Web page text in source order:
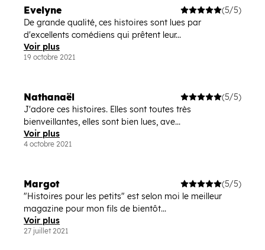
Evelyne
(5/5)
De grande qualité, ces histoires sont lues par
d'excellents comédiens qui prêtent leur...
Voir plus
19 octobre 2021
Nathanaël
(5/5)
J'adore ces histoires. Elles sont toutes très
bienveillantes, elles sont bien lues, ave...
Voir plus
4 octobre 2021
Margot
(5/5)
"Histoires pour les petits" est selon moi le meilleur
magazine pour mon fils de bientôt...
Voir plus
27 juillet 2021